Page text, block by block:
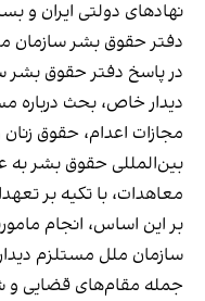
نهادهای دولتی ایران و
دفتر حقوق بشر سازمان
در پاسخ دفتر حقوق بشر
دیدار خاص، بحث
مجازات اعدام، حقوق
بین‌المللی حقوق بشر به
معاهدات، با تکیه بر
بر این اساس، انجام
سازمان ملل مستلزم
جمله مقام‌های قضایی و